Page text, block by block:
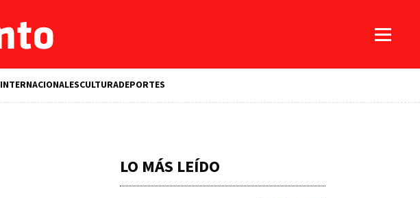
INTERNACIONALESCULTURADEPORTES
LO MÁS LEÍDO